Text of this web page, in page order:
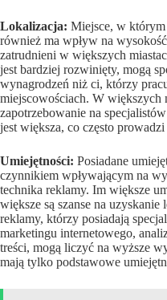
Lokalizacja: Miejsce, w
również ma wpływ na
zatrudnieni w większych
jest bardziej rozwinięty, mogą
wynagrodzeń niż ci, którzy
miejscowościach. W większych
zapotrzebowanie na
jest większa, co często
Umiejętności: Posiadane
czynnikiem wpływającym na
technika reklamy. Im większe
większe są szanse na uzyskanie
reklamy, którzy posiadają
marketingu internetowego,
treści, mogą liczyć na wyższe
mają tylko podstawowe